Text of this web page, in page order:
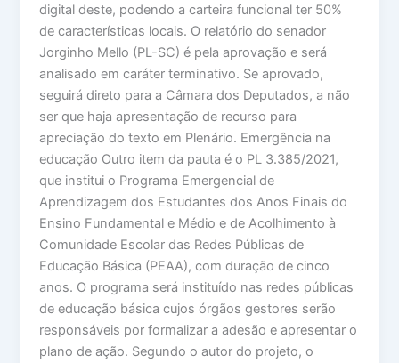
digital deste, podendo a carteira funcional ter 50%
de características locais. O relatório do senador
Jorginho Mello (PL-SC) é pela aprovação e será
analisado em caráter terminativo. Se aprovado,
seguirá direto para a Câmara dos Deputados, a não
ser que haja apresentação de recurso para
apreciação do texto em Plenário. Emergência na
educação Outro item da pauta é o PL 3.385/2021,
que institui o Programa Emergencial de
Aprendizagem dos Estudantes dos Anos Finais do
Ensino Fundamental e Médio e de Acolhimento à
Comunidade Escolar das Redes Públicas de
Educação Básica (PEAA), com duração de cinco
anos. O programa será instituído nas redes públicas
de educação básica cujos órgãos gestores serão
responsáveis por formalizar a adesão e apresentar o
plano de ação. Segundo o autor do projeto, o